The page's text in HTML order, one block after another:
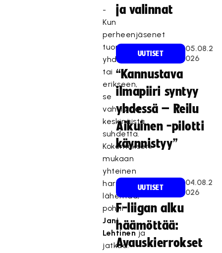
-
Kun
perheenjäsenet
tuomaroivat,
yhdessä
tai
erikseen,
se
vahvistaa
keskinäistä
suhdetta.
Kokemukseni
mukaan
yhteinen
harrastus
lähentää,
pohtii
Jani
Lehtinenja
jatkaa:
ja valinnat
UUTISET
05.08.2
026
“Kannustava
ilmapiiri syntyy
yhdessä – Reilu
Aikuinen -pilotti
käynnistyy”
UUTISET
04.08.2
026
F-liigan alku
häämöttää:
Avauskierrokset